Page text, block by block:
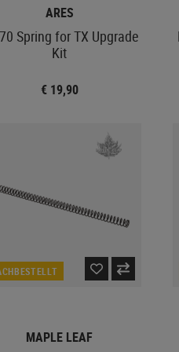
ARES
Spring for TX Upgrade
Kit
€ 19,90
MAPLE LEAF